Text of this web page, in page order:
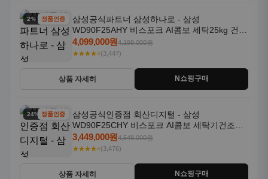
2% 할인정품인증
삼성공식파트너 삼성하나로 - 삼성
WD90F25AHY 비스포크 AI콤보 세탁25kg 건조
18kg 자동문열림 1등급
4,099,000원4,199,000원
★★★★⭐(3,447)
상품 자세히 N쇼핑구매
24% 할인정품인증
삼성공식인증점 회산디지털 - 삼성
WD90F25CHY 비스포크 AI콤보 세탁기건조기
일체형 25kg+18kg 1등급
3,449,000원4,548,000원
★★★★⭐(3,476)
상품 자세히 N쇼핑구매